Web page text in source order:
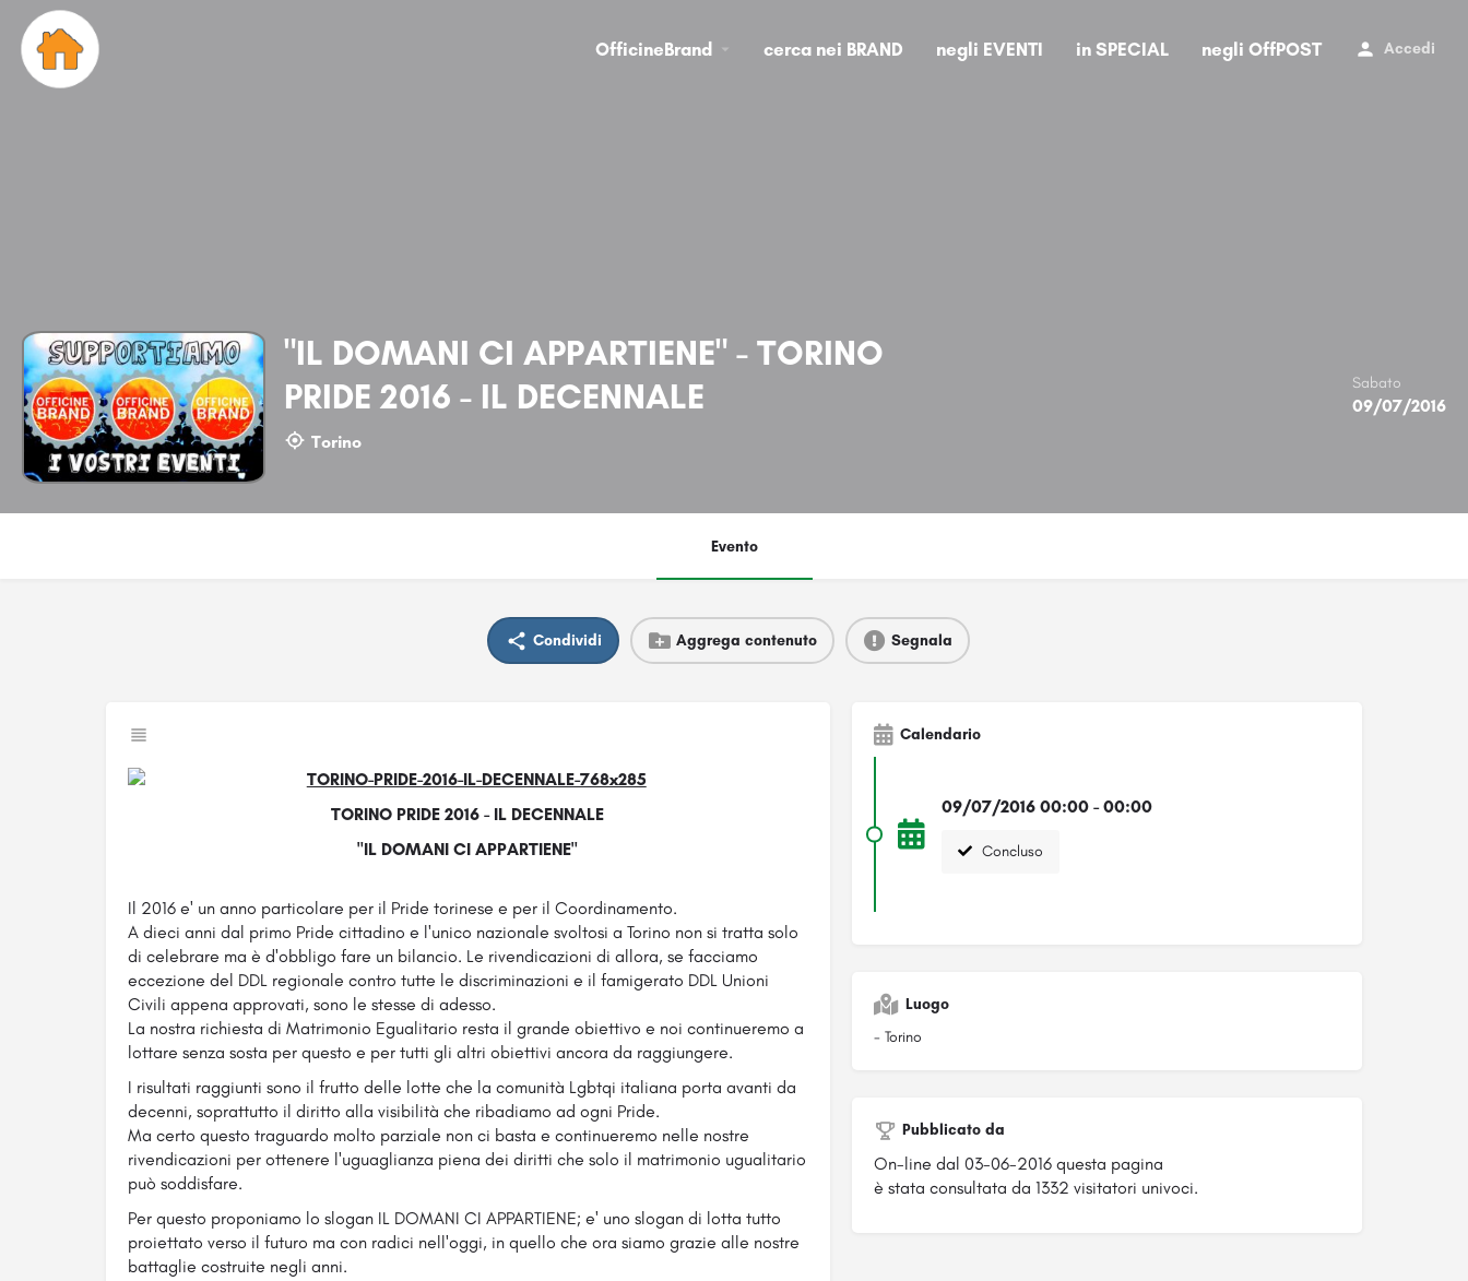
OfficineBrand cerca nei BRAND negli EVENTI in SPECIAL negli OffPOST Accedi
"IL DOMANI CI APPARTIENE" - TORINO
PRIDE 2016 - IL DECENNALE
Torino
Sabato
09/07/2016
Evento
Condividi Aggrega contenuto Segnala
TORINO PRIDE 2016 - IL DECENNALE
"IL DOMANI CI APPARTIENE"
Il 2016 e' un anno particolare per il Pride torinese e per il Coordinamento.
A dieci anni dal primo Pride cittadino e l'unico nazionale svoltosi a Torino non si tratta solo
di celebrare ma è d'obbligo fare un bilancio. Le rivendicazioni di allora, se facciamo
eccezione del DDL regionale contro tutte le discriminazioni e il famigerato DDL Unioni
Civili appena approvati, sono le stesse di adesso.
La nostra richiesta di Matrimonio Egualitario resta il grande obiettivo e noi continueremo a
lottare senza sosta per questo e per tutti gli altri obiettivi ancora da raggiungere.
I risultati raggiunti sono il frutto delle lotte che la comunità Lgbtqi italiana porta avanti da
decenni, soprattutto il diritto alla visibilità che ribadiamo ad ogni Pride.
Ma certo questo traguardo molto parziale non ci basta e continueremo nelle nostre
rivendicazioni per ottenere l'uguaglianza piena dei diritti che solo il matrimonio ugualitario
può soddisfare.
Per questo proponiamo lo slogan IL DOMANI CI APPARTIENE; e' uno slogan di lotta tutto
proiettato verso il futuro ma con radici nell'oggi, in quello che ora siamo grazie alle nostre
battaglie costruite negli anni.
Calendario
09/07/2016 00:00 - 00:00
Concluso
Luogo
- Torino
Pubblicato da
On-line dal 03-06-2016 questa pagina
è stata consultata da 1332 visitatori univoci.